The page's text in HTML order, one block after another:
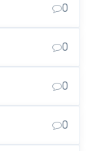
0
0
0
0